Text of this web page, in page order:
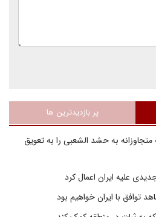
پر بازدیدترین ها
به حشد الشعبی را به تعویق
علیه ایران اعمال کرد
با ایران خواهیم بود